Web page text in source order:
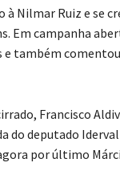
Nilmar Ruiz e se
Em campanha
e também
Francisco
do deputado
por último